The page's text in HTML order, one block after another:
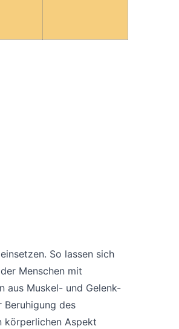
So lassen sich
Menschen mit
aus Muskel- und Gelenk-
des
körperlichen Aspekt